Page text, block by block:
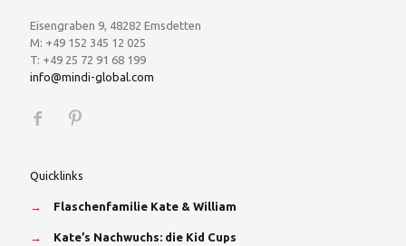
Eisengraben 9, 48282 Emsdetten
M: +49 152 345 12 025
T: +49 25 72 91 68 199
info@mindi-global.com
Quicklinks
→ Flaschenfamilie Kate & William
→ Kate’s Nachwuchs: die Kid Cups